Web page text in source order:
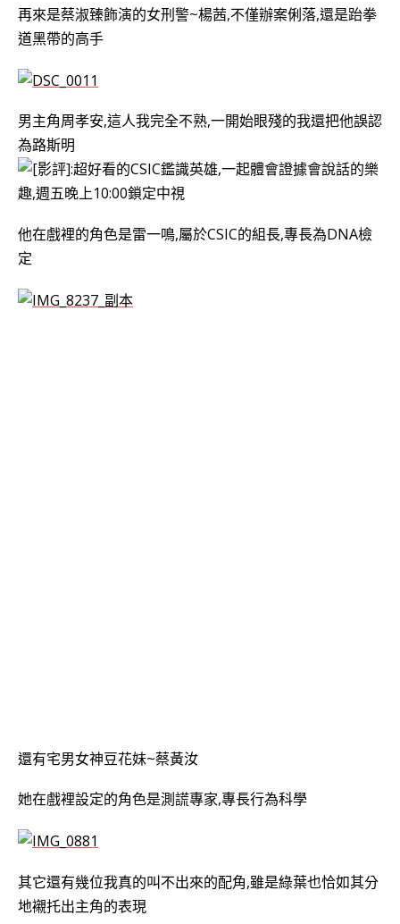
再來是蔡淑臻飾演的女刑警~楊茜,不僅辦案俐落,還是跆拳
道黑帶的高手
男主角周孝安,這人我完全不熟,一開始眼殘的我還把他誤認
為路斯明
他在戲裡的角色是雷一鳴,屬於CSIC的組長,專長為DNA檢
定
還有宅男女神豆花妹~蔡黃汝
她在戲裡設定的角色是測謊專家,專長行為科學
其它還有幾位我真的叫不出來的配角,雖是綠葉也恰如其分
地襯托出主角的表現